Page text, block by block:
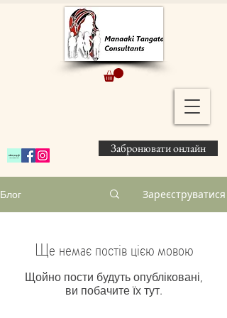
Забронювати онлайн
Блог Зареєструватися
Ще немає постів цією мовою
Щойно пости будуть опубліковані,
ви побачите їх тут.